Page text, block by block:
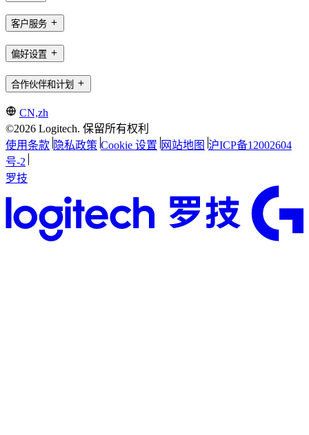
客户服务
偏好设置
合作伙伴和计划
CN,zh
©2026 Logitech. 保留所有权利
使用条款 隐私政策 Cookie 设置 网站地图 沪ICP备12002604
号-2
罗技